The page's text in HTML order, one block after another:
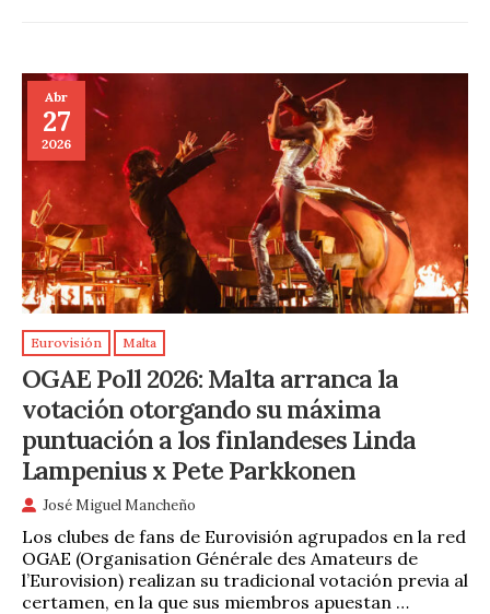
Abr
27
2026
Eurovisión Malta
OGAE Poll 2026: Malta arranca la
votación otorgando su máxima
puntuación a los finlandeses Linda
Lampenius x Pete Parkkonen
José Miguel Mancheño
Los clubes de fans de Eurovisión agrupados en la red
OGAE (Organisation Générale des Amateurs de
l’Eurovision) realizan su tradicional votación previa al
certamen, en la que sus miembros apuestan …